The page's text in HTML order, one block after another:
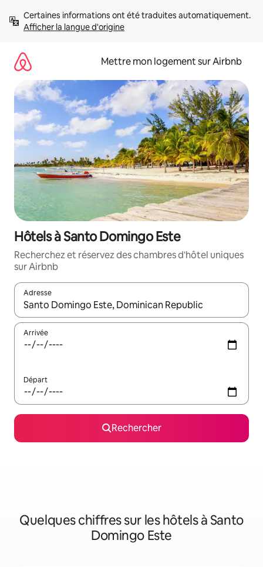
directement
Afficher la langue d'origine
Mettre mon logement sur Airbnb
Hôtels à Santo Domingo Este
Recherchez et réservez des chambres d'hôtel uniques
sur Airbnb
Adresse
Lorsque les résultats s'affichent, utilisez les flèches vers le
Arrivée
Départ
Rechercher
Quelques chiffres sur les hôtels à Santo
Domingo Este